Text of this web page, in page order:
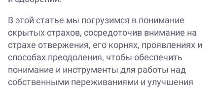
В этой статье мы погрузимся в понимание
скрытых страхов, сосредоточив внимание на
страхе отвержения, его корнях, проявлениях и
способах преодоления, чтобы обеспечить
понимание и инструменты для работы над
собственными переживаниями и улучшения